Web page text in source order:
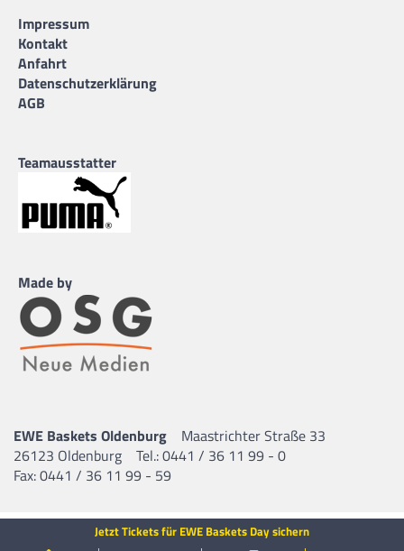
Jetzt Tickets für EWE Baskets Day sichern
Impressum
Kontakt
Anfahrt
Datenschutzerklärung
AGB
Teamausstatter
Made by
EWE Baskets Oldenburg
Maastrichter Straße 33
26123 Oldenburg
Tel.: 0441 / 36 11 99 - 0
Fax: 0441 / 36 11 99 - 59